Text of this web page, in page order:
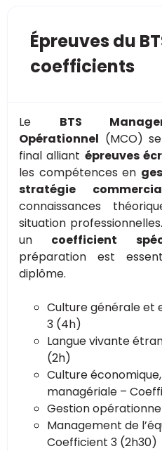
Épreuves du
coefficients
Le BTS
Opérationnel (MCO)
final alliant épreuves
les compétences en
stratégie
connaissances
situation
un coefficient
préparation est
diplôme.
Culture générale et
3 (4h)
Langue vivante
(2h)
Culture
managériale –
Gestion
Management de
Coefficient 3 (2h30)